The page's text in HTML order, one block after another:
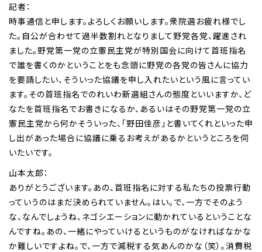
記者：
時事通信と申します。よろしくお願いします。衆院選お疲れ様でし
た。自公が合わせて過半数割れとなりまして野党各党、躍進され
ました。野党第一党の立憲民主党が特別国会に向けて首班指名
で誰を書くのかということをも念頭に野党の各党の皆さんに協力
を要請したい、そういった協議を申し入れたいという風に言ってい
ます。その首班指名でのれいわ新選組さんの態度といいますか、ど
なたを首班指名でお書きになるか、あるいはその野党第一党の立
憲民主党から何かそういった、「野田佳彦」と書いてくれといった申
し出があった場合に協議に乗るお考えがあるかというところを伺
いたいです。
山本太郎：
ありがとうございます。あの、首班指名に対する私たちの投票行動
っていうのはまだ決められていません。はい。で、一方でそのよう
な、なんでしょうね、ネゴシエーションに動かれているということな
んですね。あの、一緒にやっていけるというものがなければなかな
か難しいですよね。で、一方で減税する気あんのかな（笑）。消費税